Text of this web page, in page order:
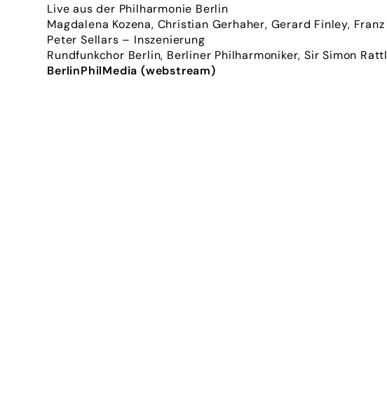
Live aus der Philharmonie Berlin
Magdalena Kozena, Christian Gerhaher, Gerard Finley,
Peter Sellars – Inszenierung
Rundfunkchor Berlin, Berliner Philharmoniker, Sir Simon
BerlinPhilMedia (webstream)